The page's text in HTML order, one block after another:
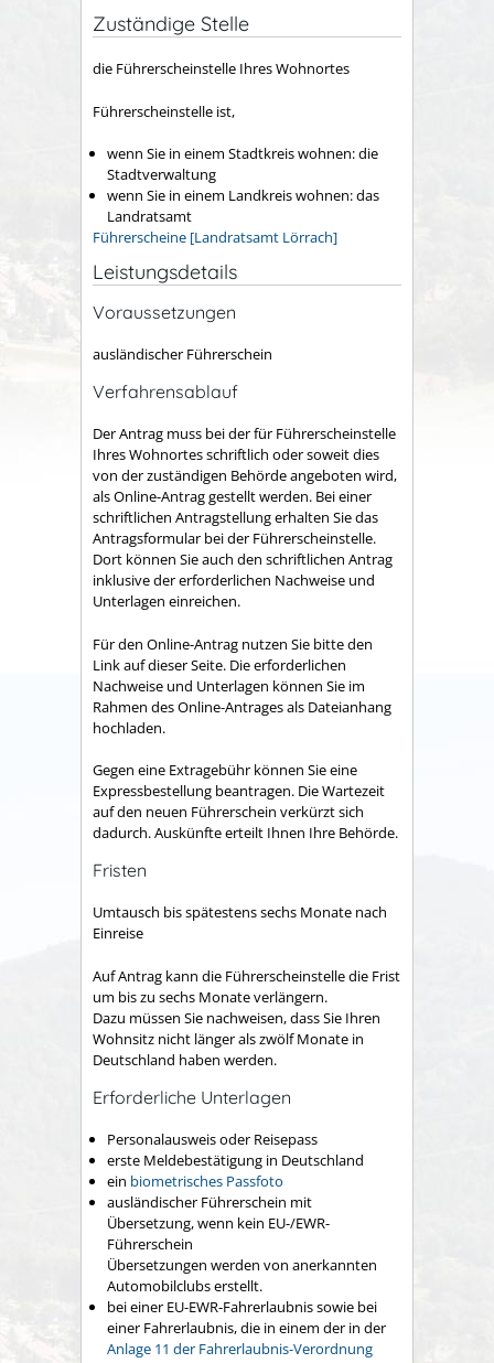
Zuständige Stelle
die Führerscheinstelle Ihres Wohnortes
Führerscheinstelle ist,
wenn Sie in einem Stadtkreis wohnen: die
Stadtverwaltung
wenn Sie in einem Landkreis wohnen: das
Landratsamt
Führerscheine [Landratsamt Lörrach]
Leistungsdetails
Voraussetzungen
ausländischer Führerschein
Verfahrensablauf
Der Antrag muss bei der für Führerscheinstelle
Ihres Wohnortes schriftlich oder soweit dies
von der zuständigen Behörde angeboten wird,
als Online-Antrag gestellt werden. Bei einer
schriftlichen Antragstellung erhalten Sie das
Antragsformular bei der Führerscheinstelle.
Dort können Sie auch den schriftlichen Antrag
inklusive der erforderlichen Nachweise und
Unterlagen einreichen.
Für den Online-Antrag nutzen Sie bitte den
Link auf dieser Seite. Die erforderlichen
Nachweise und Unterlagen können Sie im
Rahmen des Online-Antrages als Dateianhang
hochladen.
Gegen eine Extragebühr können Sie eine
Expressbestellung beantragen. Die Wartezeit
auf den neuen Führerschein verkürzt sich
dadurch. Auskünfte erteilt Ihnen Ihre Behörde.
Fristen
Umtausch bis spätestens sechs Monate nach
Einreise
Auf Antrag kann die Führerscheinstelle die Frist
um bis zu sechs Monate verlängern.
Dazu müssen Sie nachweisen, dass Sie Ihren
Wohnsitz nicht länger als zwölf Monate in
Deutschland haben werden.
Erforderliche Unterlagen
Personalausweis oder Reisepass
erste Meldebestätigung in Deutschland
ein biometrisches Passfoto
ausländischer Führerschein mit
Übersetzung, wenn kein EU-/EWR-
Führerschein
Übersetzungen werden von anerkannten
Automobilclubs erstellt.
bei einer EU-EWR-Fahrerlaubnis sowie bei
einer Fahrerlaubnis, die in einem der in der
Anlage 11 der Fahrerlaubnis-Verordnung